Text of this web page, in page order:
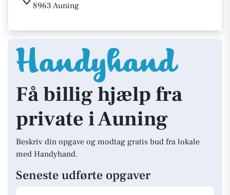
8963 Auning
Få billig hjælp fra
private i Auning
Beskriv din opgave og modtag gratis bud fra lokale
med Handyhand.
Seneste udførte opgaver